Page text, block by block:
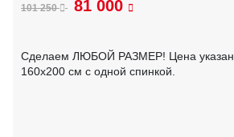
101 250 81 000
Сделаем ЛЮБОЙ РАЗМЕР! Цена
160х200 см с одной спинкой.